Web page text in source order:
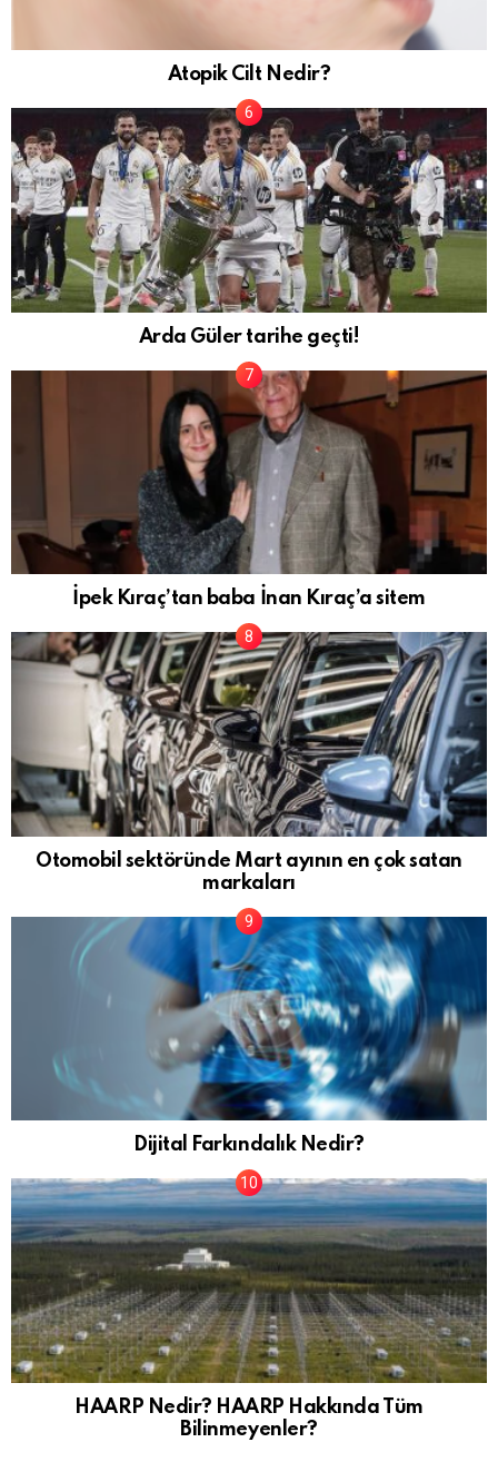
Atopik Cilt Nedir?
Arda Güler tarihe geçti!
İpek Kıraç’tan baba İnan Kıraç’a sitem
Otomobil sektöründe Mart ayının en çok satan
markaları
Dijital Farkındalık Nedir?
HAARP Nedir? HAARP Hakkında Tüm
Bilinmeyenler?